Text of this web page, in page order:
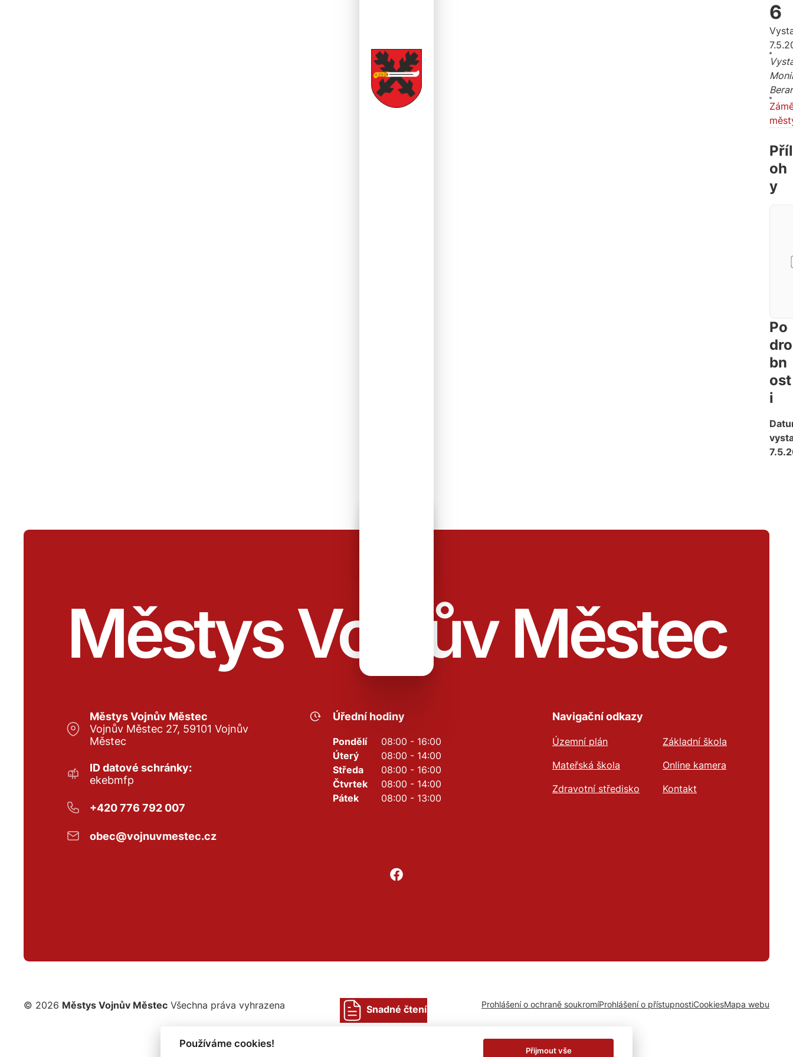
6
Příl
oh
y
Po
dro
bn
ost
i
Městys Vojnův Městec
Městys Vojnův Městec
Vojnův Městec 27, 59101 Vojnův
Městec
ID datové schránky:
ekebmfp
+420 776 792 007
obec@vojnuvmestec.cz
Úřední hodiny
Pondělí
08:00 - 16:00
Úterý
08:00 - 14:00
Středa
08:00 - 16:00
Čtvrtek
08:00 - 14:00
Pátek
08:00 - 13:00
Navigační odkazy
Územní plán
Základní škola
Mateřská škola
Online kamera
Zdravotní středisko
Kontakt
© 2026 Městys Vojnův Městec Všechna práva vyhrazena Snadné čtení Prohlášení o ochraně soukromíProhlášení o přístupnostiCookiesMapa webu
Používáme cookies!
Přijmout vše